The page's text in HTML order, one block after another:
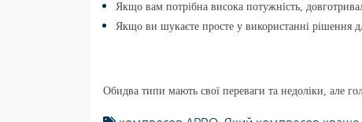
Якщо вам потрібна висока потужність,
Якщо ви шукаєте просте у використанні рішення
Обидва типи мають свої переваги та недоліки, але